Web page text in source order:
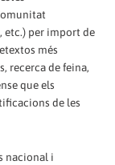
etc.) per import de
més
recerca de feina,
que els
de les
nacional i